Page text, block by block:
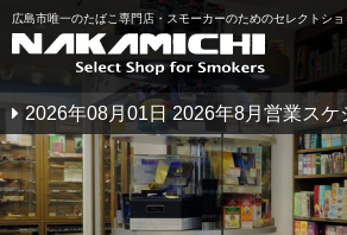
広島市唯一のたばこ専門店・スモーカーのためのセレクトショ
2026年08月01日 2026年8月営業ス